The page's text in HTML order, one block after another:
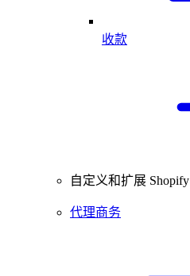
收款
自定义和扩展 Shopify
代理商务